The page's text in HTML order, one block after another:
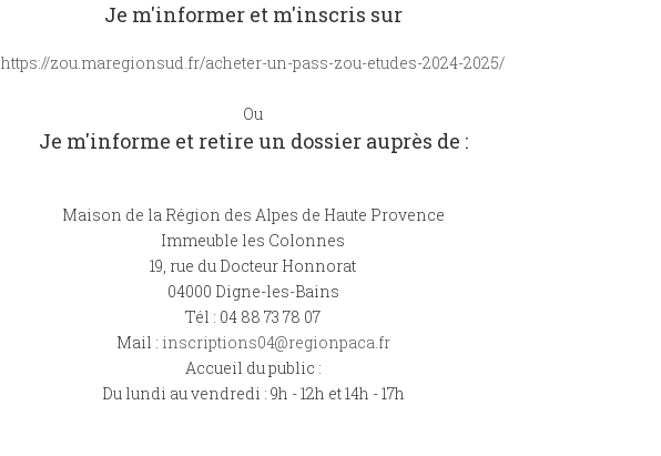
Je m'informer et m'inscris sur
https://zou.maregionsud.fr/acheter-un-pass-zou-etudes-2024-2025/
Ou
Je m'informe et retire un dossier auprès de :
Maison de la Région des Alpes de Haute Provence
Immeuble les Colonnes
19, rue du Docteur Honnorat
04000 Digne-les-Bains
Tél : 04 88 73 78 07
Mail : inscriptions04@regionpaca.fr
Accueil du public :
Du lundi au vendredi : 9h - 12h et 14h - 17h